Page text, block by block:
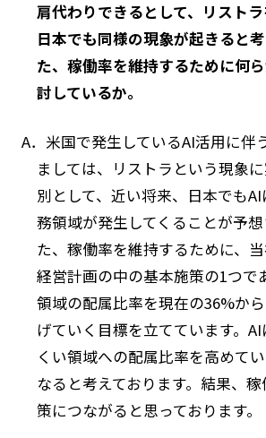
肩代わりできるとして、リストラ
日本でも同様の現象が起きると
た、稼働率を維持するために何
討しているか。
A．米国で発生しているAI活用に伴
ましては、リストラという現象
別として、近い将来、日本でも
務領域が発生してくることが予
た、稼働率を維持するために、
経営計画の中の基本施策の1つで
領域の配属比率を現在の36%か
げていく目標を立てています。
くい領域への配属比率を高めて
なると考えております。結果、
策につながると思っております。